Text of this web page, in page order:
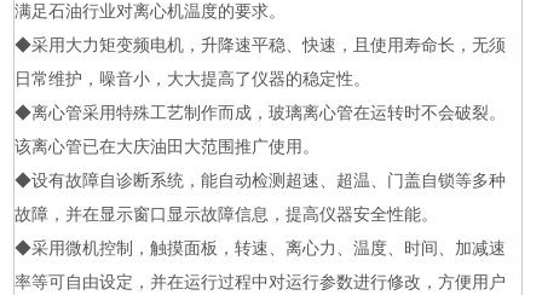
满足石油行业对离心机温度的要求。
◆采用大力矩变频电机，升降速平稳、快速，且使用寿命长，无须
日常维护，噪音小，大大提高了仪器的稳定性。
◆离心管采用特殊工艺制作而成，玻璃离心管在运转时不会破裂。
该离心管已在大庆油田大范围推广使用。
◆设有故障自诊断系统，能自动检测超速、超温、门盖自锁等多种
故障，并在显示窗口显示故障信息，提高仪器安全性能。
◆采用微机控制，触摸面板，转速、离心力、温度、时间、加减速
率等可自由设定，并在运行过程中对运行参数进行修改，方便用户